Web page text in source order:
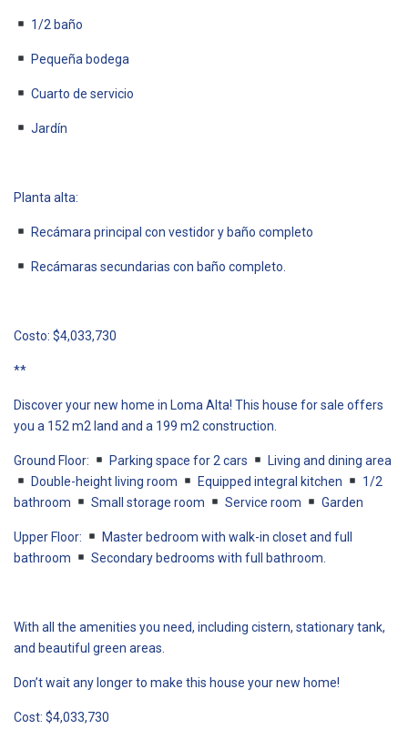
1/2 baño
Pequeña bodega
Cuarto de servicio
Jardín
Planta alta:
Recámara principal con vestidor y baño completo
Recámaras secundarias con baño completo.
Costo: $4,033,730
**
Discover your new home in Loma Alta! This house for sale offers
you a 152 m2 land and a 199 m2 construction.
Ground Floor: Parking space for 2 cars
Living and dining area
Double-height living room
Equipped integral kitchen
1/2
bathroom
Small storage room Service room Garden
Upper Floor:
Master bedroom with walk-in closet and full
bathroom
Secondary bedrooms with full bathroom.
With all the amenities you need, including cistern, stationary tank,
and beautiful green areas.
Don’t wait any longer to make this house your new home!
Cost: $4,033,730